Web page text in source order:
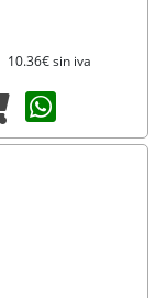
10.36€ sin iva
Compartir